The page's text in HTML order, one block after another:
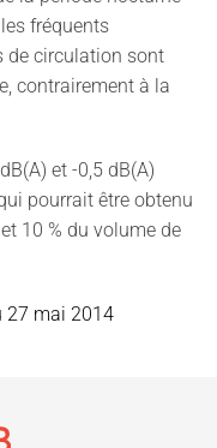
fréquents
de circulation sont
contrairement à la
et -0,5 dB(A)
pourrait être obtenu
10 % du volume de
27 mai 2014